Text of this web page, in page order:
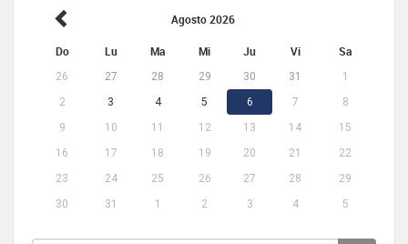
Agosto 2026
Do Lu Ma Mi Ju Vi Sa
26 27 28 29 30 31
1
2
3 4 5 6 7
8
9
10 11 12 13 14
15
16
17 18 19 20 21
22
23
24 25 26 27 28
29
30
31 1 2 3 4 5